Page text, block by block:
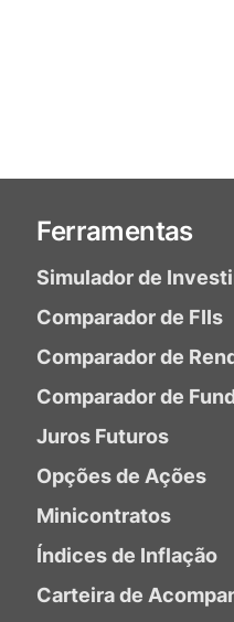
Ferramentas
Simulador de
Comparador de FIIs
Comparador de
Comparador de
Juros Futuros
Opções de Ações
Minicontratos
Índices de Inflação
Carteira de